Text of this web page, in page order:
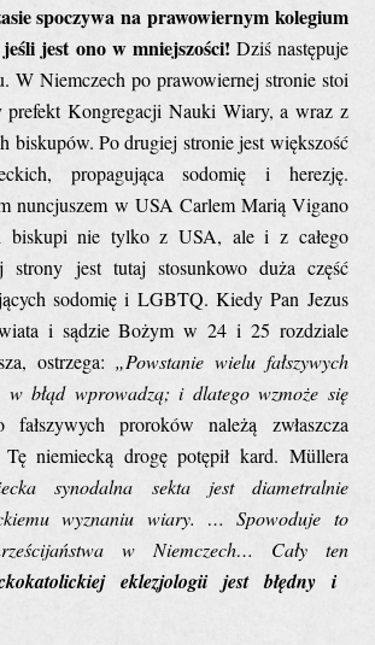
spoczywa na prawowiernym kolegium
jest ono w mniejszości! Dziś następuje
W Niemczech po prawowiernej stronie stoi
prefekt Kongregacji Nauki Wiary, a wraz z
biskupów. Po drugiej stronie jest większość
propagująca sodomię i herezję.
nuncjuszem w USA Carlem Marią Vigano
biskupi nie tylko z USA, ale i z całego
strony jest tutaj stosunkowo duża część
sodomię i LGBTQ. Kiedy Pan Jezus
i sądzie Bożym w 24 i 25 rozdziale
ostrzega: „Powstanie wielu fałszywych
błąd wprowadzą;i dlategowzmoże się
fałszywych proroków należą zwłaszcza
niemiecką drogę potępił kard. Müllera
synodalna sekta jest diametralnie
wyznaniu wiary. … Spowoduje to
w Niemczech…
Cały ten
eklezjologii jest błędny i